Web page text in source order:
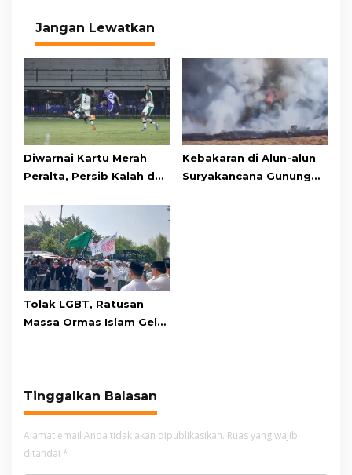
Jangan Lewatkan
Diwarnai Kartu Merah
Peralta, Persib Kalah dari
Adu Penalti
Kebakaran di Alun-alun
Suryakancana Gunung
Tolak LGBT, Ratusan
Massa Ormas Islam Gelar
Tinggalkan Balasan
Alamat email Anda tidak akan dipublikasikan. Ruas yang wajib
ditandai *